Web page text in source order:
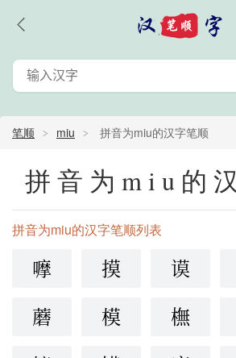
笔顺 miu 拼音为miu的汉字笔顺
拼音为miu的
拼音为miu的汉字笔顺列表
嚤 摸 谟
蘑
模 橅